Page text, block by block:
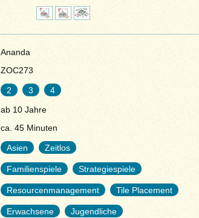
Ananda
ZOC273
2 3
4
ab 10 Jahre
ca. 45 Minuten
Asien
Zeitlos
Familienspiele
Strategiespiele
Resourcenmanagement
Tile Placement
Erwachsene
Jugendliche